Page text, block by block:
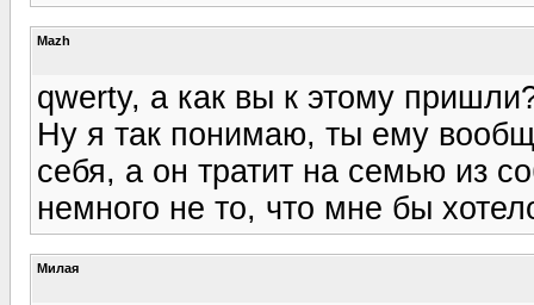
Mazh
qwerty, а как вы к этому
Ну я так понимаю, ты ему
себя, а он тратит на семью из
немного не то, что мне бы
Милая